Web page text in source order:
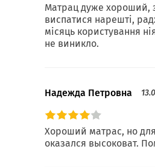
Матрац дуже хороший,
виспатися нарешті,
місяць користування
не виникло.
Надежда Петровна
Хороший матрас, но
оказался высоковат.